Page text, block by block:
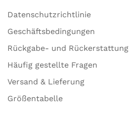
Datenschutzrichtlinie
Geschäftsbedingungen
Rückgabe- und
Häufig gestellte Fragen
Versand & Lieferung
Größentabelle